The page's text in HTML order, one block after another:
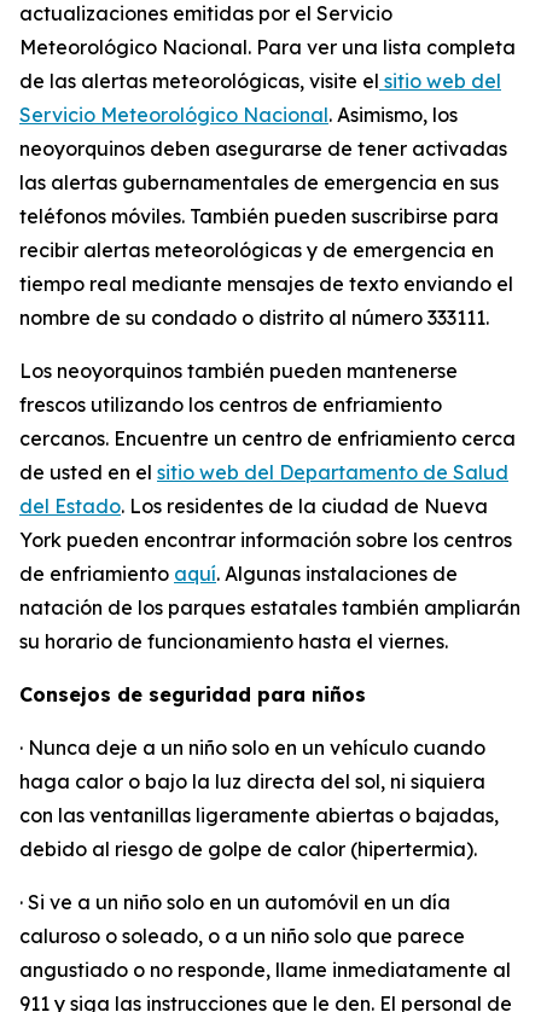
actualizaciones emitidas por el Servicio
Meteorológico Nacional. Para ver una lista completa
de las alertas meteorológicas, visite el sitio web del
Servicio Meteorológico Nacional. Asimismo, los
neoyorquinos deben asegurarse de tener activadas
las alertas gubernamentales de emergencia en sus
teléfonos móviles. También pueden suscribirse para
recibir alertas meteorológicas y de emergencia en
tiempo real mediante mensajes de texto enviando el
nombre de su condado o distrito al número 333111.
Los neoyorquinos también pueden mantenerse
frescos utilizando los centros de enfriamiento
cercanos. Encuentre un centro de enfriamiento cerca
de usted en el sitio web del Departamento de Salud
del Estado. Los residentes de la ciudad de Nueva
York pueden encontrar información sobre los centros
de enfriamiento aquí. Algunas instalaciones de
natación de los parques estatales también ampliarán
su horario de funcionamiento hasta el viernes.
Consejos de seguridad para niños
· Nunca deje a un niño solo en un vehículo cuando
haga calor o bajo la luz directa del sol, ni siquiera
con las ventanillas ligeramente abiertas o bajadas,
debido al riesgo de golpe de calor (hipertermia).
· Si ve a un niño solo en un automóvil en un día
caluroso o soleado, o a un niño solo que parece
angustiado o no responde, llame inmediatamente al
911 y siga las instrucciones que le den. El personal de